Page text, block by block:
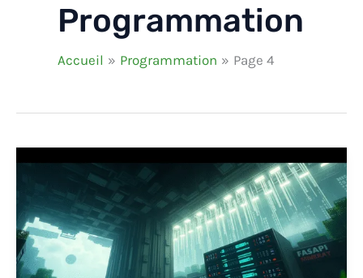
Programmation
Accueil Programmation Page 4